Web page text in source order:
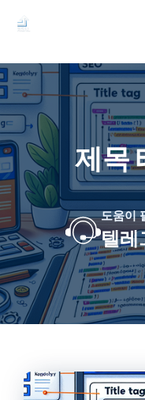
로
건
너
뛰
기
제목
도움이
텔레